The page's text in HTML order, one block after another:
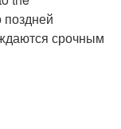
поздней
срочным